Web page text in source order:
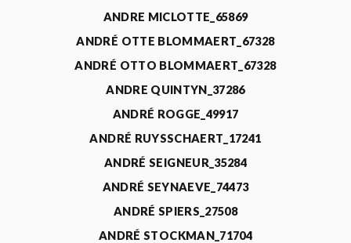
ANDRE MICLOTTE_65869
ANDRÉ OTTE BLOMMAERT_67328
ANDRÉ OTTO BLOMMAERT_67328
ANDRE QUINTYN_37286
ANDRÉ ROGGE_49917
ANDRÉ RUYSSCHAERT_17241
ANDRÉ SEIGNEUR_35284
ANDRÉ SEYNAEVE_74473
ANDRÉ SPIERS_27508
ANDRÉ STOCKMAN_71704